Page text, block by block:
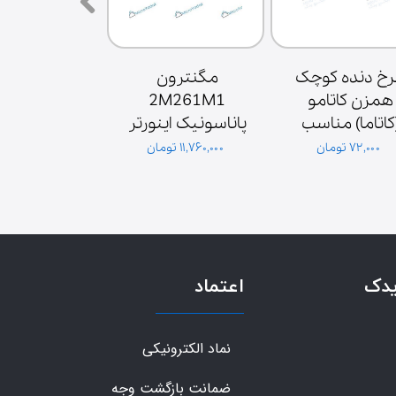
اصلی
۱۱,۷۶۰,۰۰۰ تومان
موتور همزن
۷۲,۰۰۰ تومان
اعتماد
نماد الکترونیکی
ضمانت بازگشت وجه